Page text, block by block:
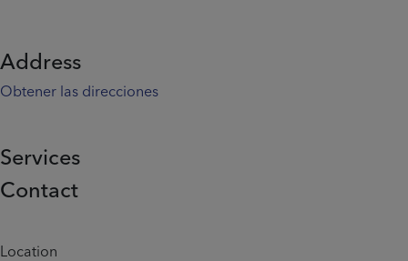
¿Por qué elegir Benzac?
Home
Info menu
Address
Obtener las direcciones
Services
Contact
Location